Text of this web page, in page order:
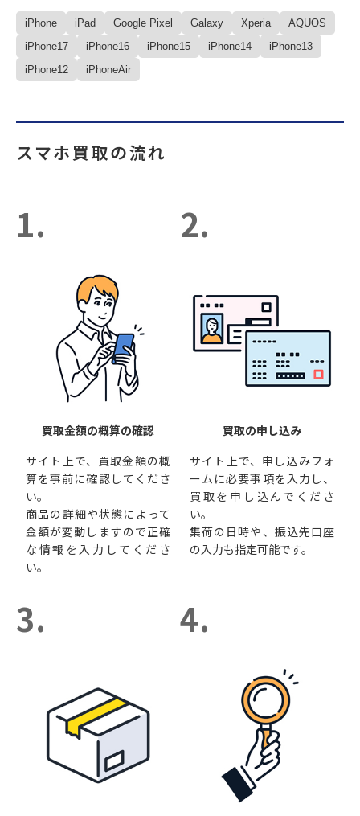
iPhone iPad Google Pixel Galaxy Xperia
AQUOS
iPhone17
iPhone16 iPhone15 iPhone14
iPhone13
iPhone12
iPhoneAir
スマホ買取の流れ
1.
買取金額の概算の確認
サイト上で、買取金額の概
算を事前に確認してくださ
い。
商品の詳細や状態によって
金額が変動しますので正確
な情報を入力してくださ
い。
2.
買取の申し込み
サイト上で、申し込みフォ
ームに必要事項を入力し、
買取を申し込んでくださ
い。
集荷の日時や、振込先口座
の入力も指定可能です。
3. 4.